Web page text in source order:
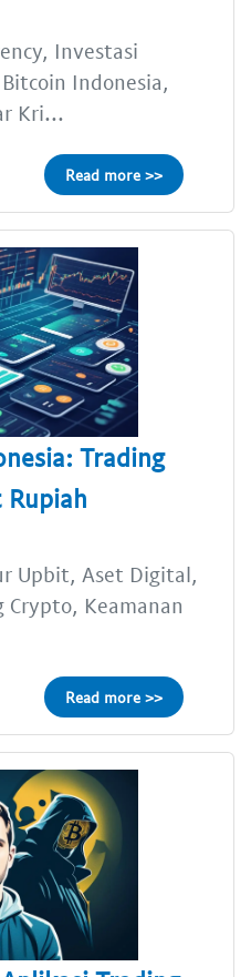
Investasi
Indonesia,
Kri...
Read more >>
Trading
Upbit, Aset Digital,
Crypto, Keamanan
Read more >>